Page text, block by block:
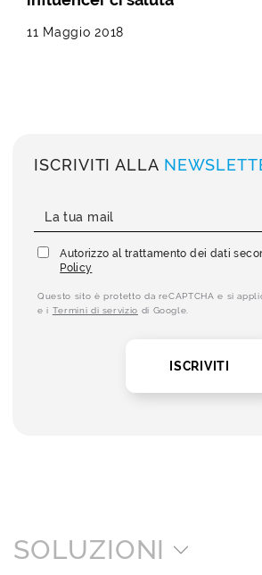
11 Maggio 2018
ISCRIVITI ALLA
Autorizzo al trattamento dei dati
Policy
Questo sito è protetto da reCAPTCHA e si
e i Termini di servizio di Google.
ISCRIVITI
SOLUZIONI